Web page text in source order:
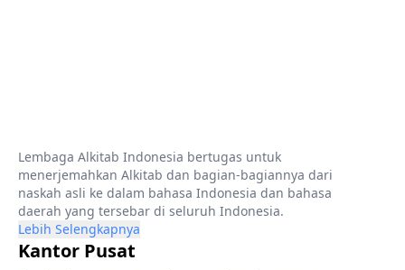
Lembaga Alkitab Indonesia bertugas untuk
menerjemahkan Alkitab dan bagian-bagiannya dari
naskah asli ke dalam bahasa Indonesia dan bahasa
daerah yang tersebar di seluruh Indonesia.
Lebih Selengkapnya
Kantor Pusat